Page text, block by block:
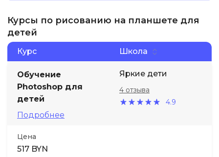
Курсы по рисованию на планшете для
детей
Курс Школа
Обучение
Photoshop для
детей
Подробнее
Яркие дети
4.9
4 отзыва
Цена
517 BYN